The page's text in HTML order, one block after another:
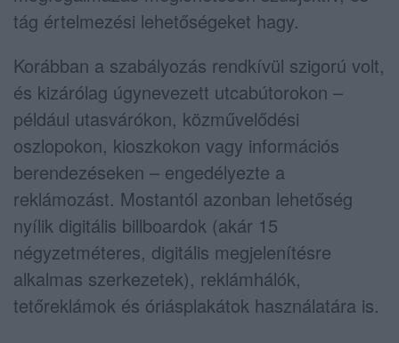
tág értelmezési lehetőségeket hagy.
Korábban a szabályozás rendkívül szigorú volt,
és kizárólag úgynevezett utcabútorokon –
például utasvárókon, közművelődési
oszlopokon, kioszkokon vagy információs
berendezéseken – engedélyezte a
reklámozást. Mostantól azonban lehetőség
nyílik digitális billboardok (akár 15
négyzetméteres, digitális megjelenítésre
alkalmas szerkezetek), reklámhálók,
tetőreklámok és óriásplakátok használatára is.